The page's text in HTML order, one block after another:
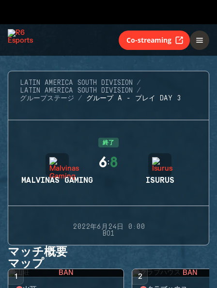
Co-streaming
LATIN AMERICA SOUTH DIVISION
LATIN AMERICA SOUTH DIVISION
グループステージ
グループ A - プレイ DAY 3
終了
MALVINAS GAMING
6:8
ISURUS
2022年6月24日 0:00
BO1
マッチ概要
マップ
1 BAN 2 BAN